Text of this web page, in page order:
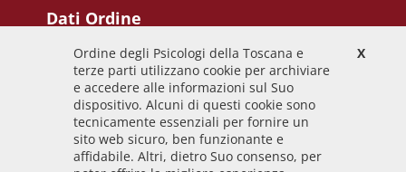
Dati Ordine
Codice Fiscale
92009700458
Codice IPA
odpt_to
Linee guida
X
Ordine degli Psicologi della Toscana e
terze parti utilizzano cookie per archiviare
e accedere alle informazioni sul Suo
dispositivo. Alcuni di questi cookie sono
tecnicamente essenziali per fornire un
sito web sicuro, ben funzionante e
affidabile. Altri, dietro Suo consenso, per